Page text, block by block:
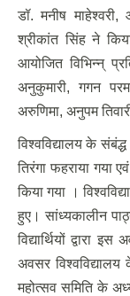
डॉ. मनीष
श्रीकांत सिंह ने
आयोजित विभिन्न्
अनुकुमारी, गगन
अरुणिमा, अनुपम
विश्वविद्यालय के
तिरंगा फहराया गया
किया गया ।
हुए। सांध्यकालीन
विद्यार्थियों द्वारा
अवसर
महोत्सव समिति के